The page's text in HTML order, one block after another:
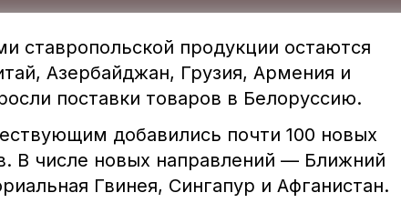
ставропольской продукции остаются
Азербайджан, Грузия, Армения и
поставки товаров в Белоруссию.
добавились почти 100 новых
В числе новых направлений — Ближний
Гвинея, Сингапур и Афганистан.